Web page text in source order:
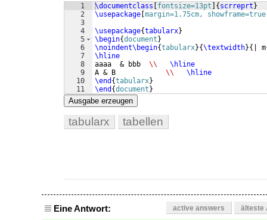
1
2
3
4
5
6
7
8
9
10
11
\documentclass fontsize=13pt { scrreprt }
\usepackage margin=1.75cm, showframe=true
\usepackage{tabularx}
\begin{document }
\noindent\begin{tabularx}{\textwidth}{ | m
\hline
aaaa  & bbb \\
\hline
A & B \\
\hline
\end {tabularx}
\end {document }
Ausgabe erzeugen
tabularx tabellen
Eine Antwort: active answers älteste